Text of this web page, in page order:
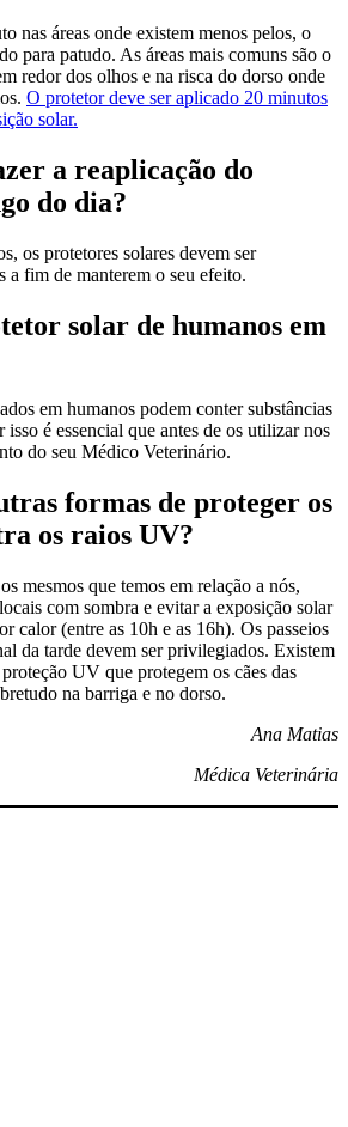
nas áreas onde existem menos pelos, o
para patudo. As áreas mais comuns são o
redor dos olhos e na risca do dorso onde
O protetor deve ser aplicado 20 minutos
solar.
a reaplicação do
do dia?
os protetores solares devem ser
a fim de manterem o seu efeito.
solar de humanos em
em humanos podem conter substâncias
isso é essencial que antes de os utilizar nos
do seu Médico Veterinário.
formas de proteger os
os raios UV?
mesmos que temos em relação a nós,
com sombra e evitar a exposição solar
calor (entre as 10h e as 16h). Os passeios
da tarde devem ser privilegiados. Existem
UV que protegem os cães das
na barriga e no dorso.
Ana Matias
Médica Veterinária